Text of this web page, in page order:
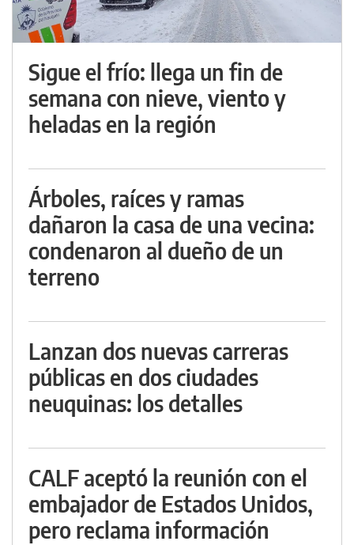
Sigue el frío: llega un fin de
semana con nieve, viento y
heladas en la región
Árboles, raíces y ramas
dañaron la casa de una vecina:
condenaron al dueño de un
terreno
Lanzan dos nuevas carreras
públicas en dos ciudades
neuquinas: los detalles
CALF aceptó la reunión con el
embajador de Estados Unidos,
pero reclama información